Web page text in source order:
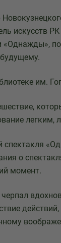
искусств
им.
спектакля
о
момент.